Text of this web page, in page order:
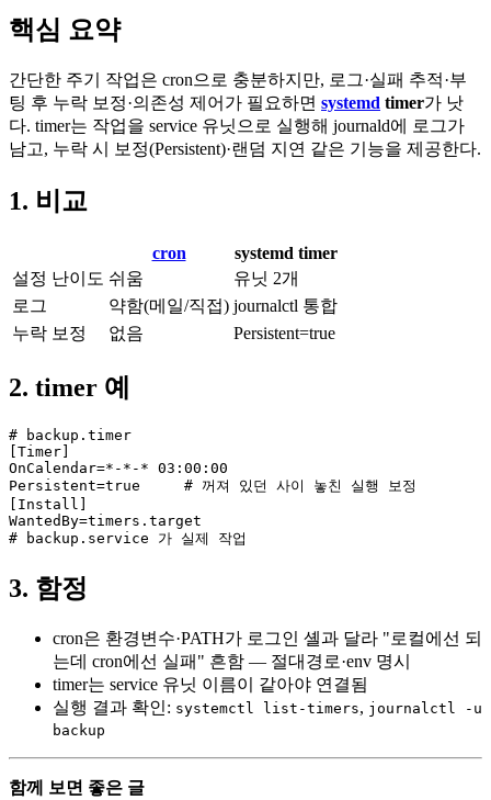
핵심 요약
간단한 주기 작업은 cron으로 충분하지만, 로그·실패 추적·부
팅 후 누락 보정·의존성 제어가 필요하면 systemd timer가 낫
다. timer는 작업을 service 유닛으로 실행해 journald에 로그가
남고, 누락 시 보정(Persistent)·랜덤 지연 같은 기능을 제공한다.
1. 비교
cron
systemd timer
설정 난이도 쉬움
유닛 2개
로그
약함(메일/직접) journalctl 통합
누락 보정
없음 Persistent=true
2. timer 예
# backup.timer
[Timer]
OnCalendar=*-*-* 03:00:00
Persistent=true     # 꺼져 있던 사이 놓친 실행 보정
[Install]
WantedBy=timers.target
# backup.service 가 실제 작업
3. 함정
cron은 환경변수·PATH가 로그인 셸과 달라 "로컬에선 되
는데 cron에선 실패" 흔함 — 절대경로·env 명시
timer는 service 유닛 이름이 같아야 연결됨
실행 결과 확인: systemctl list-timers, journalctl -u
backup
함께 보면 좋은 글